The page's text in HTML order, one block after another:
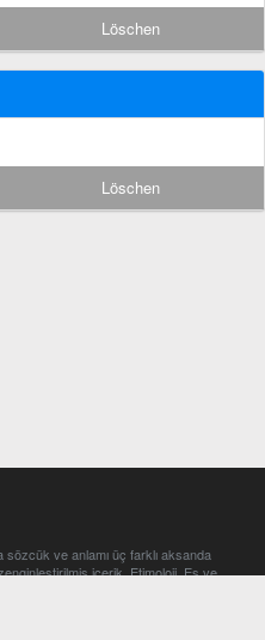
Löschen
Löschen
ve anlamı üç farklı aksanda
içerik. Etimoloji, Eş ve